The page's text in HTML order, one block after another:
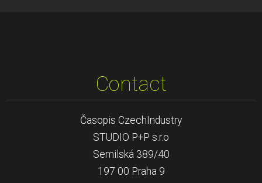
Contact
Časopis CzechIndustry
STUDIO P+P s.r.o
Semilská 389/40
197 00 Praha 9